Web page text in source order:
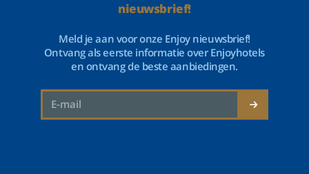
nieuwsbrief!
Meld je aan voor onze Enjoy nieuwsbrief!
Ontvang als eerste informatie over Enjoyhotels
en ontvang de beste aanbiedingen.